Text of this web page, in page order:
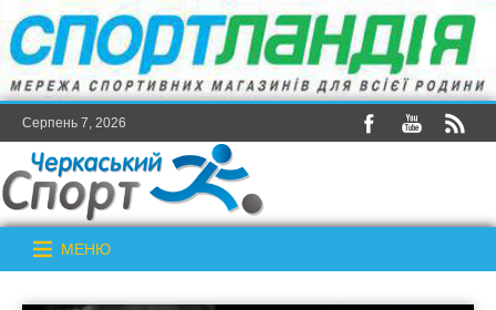
Серпень 7, 2026
МЕНЮ